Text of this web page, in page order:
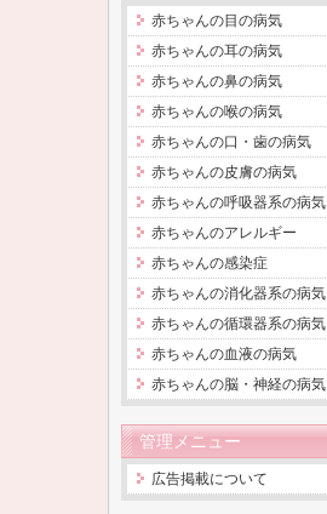
赤ちゃんの目の病気
赤ちゃんの耳の病気
赤ちゃんの鼻の病気
赤ちゃんの喉の病気
赤ちゃんの口・歯の病気
赤ちゃんの皮膚の病気
赤ちゃんの呼吸器系の病気
赤ちゃんのアレルギー
赤ちゃんの感染症
赤ちゃんの消化器系の病気
赤ちゃんの循環器系の病気
赤ちゃんの血液の病気
赤ちゃんの脳・神経の病気
管理メニュー
広告掲載について